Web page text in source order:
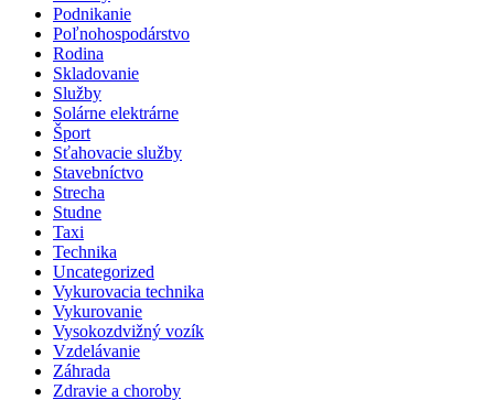
Podnikanie
Poľnohospodárstvo
Rodina
Skladovanie
Služby
Solárne elektrárne
Šport
Sťahovacie služby
Stavebníctvo
Strecha
Studne
Taxi
Technika
Uncategorized
Vykurovacia technika
Vykurovanie
Vysokozdvižný vozík
Vzdelávanie
Záhrada
Zdravie a choroby